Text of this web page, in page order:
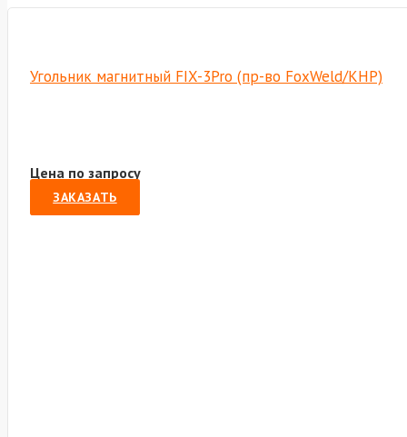
Угольник магнитный FIX-3Pro (пр-во FoxWeld/КНР)
Цена по запросу
ЗАКАЗАТЬ